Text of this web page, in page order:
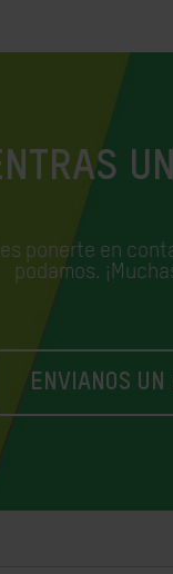
ponerte en
podamos.
ENVIANOS